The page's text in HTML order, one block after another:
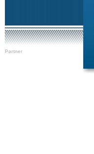
Partner